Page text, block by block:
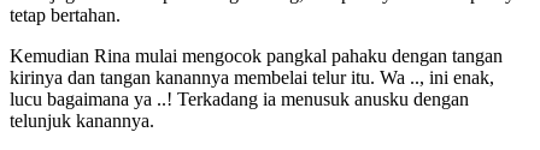
tetap bertahan.
Kemudian Rina mulai mengocok pangkal pahaku dengan tangan
kirinya dan tangan kanannya membelai telur itu. Wa .., ini enak,
lucu bagaimana ya ..! Terkadang ia menusuk anusku dengan
telunjuk kanannya.